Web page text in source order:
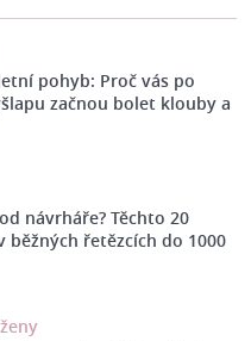
pohyb: Proč vás po
začnou bolet klouby a
návrháře? Těchto 20
běžných řetězcích do 1000